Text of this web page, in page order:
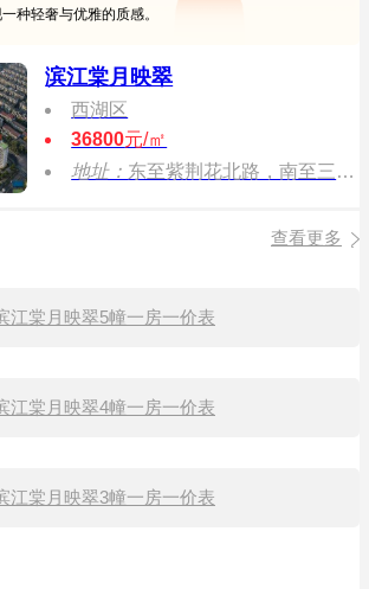
种轻奢与优雅的质感。
滨江棠月映翠
西湖区
36800元/㎡
地址： 东至紫荆花北路，南至三墩镇H部分地块，西至三墩镇H部分地块，北至三墩 街。
查看更多
江棠月映翠5幢一房一价表
江棠月映翠4幢一房一价表
江棠月映翠3幢一房一价表